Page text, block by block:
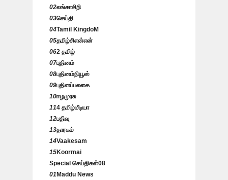
02லங்காசிறி
03செய்தி
04Tamil KingdoM
05தமிழ்சிஎன்என்
062 தமிழ்
07புதினம்
08புதினம்நியூஸ்
09புதினப்பலகை
10ஈழமுரசு
114 தமிழ்மீடியா
12பதிவு
13தாரகம்
14Vaakesam
15Koormai
Special செய்திகள்08
01 Maddu News